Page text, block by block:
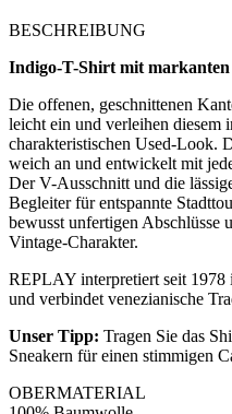
BESCHREIBUNG
Indigo-T-Shirt mit
Die offenen, geschnittenen
leicht ein und verleihen diesem
charakteristischen Used-Look.
weich an und entwickelt mit
Der V-Ausschnitt und die
Begleiter für entspannte
bewusst unfertigen Abschlüsse
Vintage-Charakter.
REPLAY interpretiert seit 1978
und verbindet venezianische
Unser Tipp: Tragen Sie das
Sneakern für einen stimmigen
OBERMATERIAL